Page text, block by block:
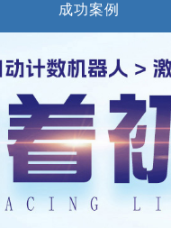
成功案例